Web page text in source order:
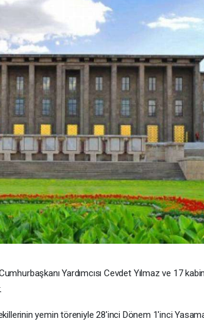
Yardımcısı Cevdet Yılmaz ve 17
yemin töreniyle 28'inci Dönem 1'inci Yasama